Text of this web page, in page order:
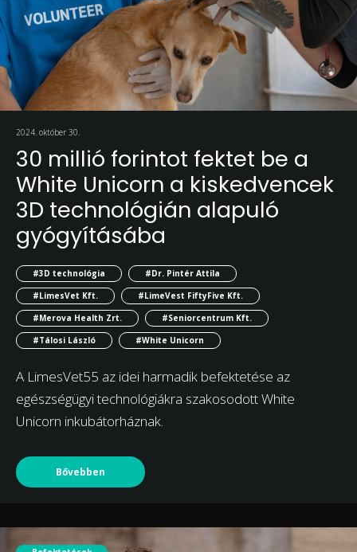
2024. október 30.
30 millió forintot fektet be a
White Unicorn a kiskedvencek
3D technológián alapuló
gyógyításába
#3D technológia
#Dr. Pintér Attila
#LimesVet Kft.
#LimeVest FiftyFive Kft.
#Merova Health Zrt.
#Seniorcentrum Kft.
#Tálosi László
#White Unicorn
A LimesVet55 az idei harmadik befektetése az
egészségügyi technológiákra szakosodott White
Unicorn inkubátorháznak.
Bővebben